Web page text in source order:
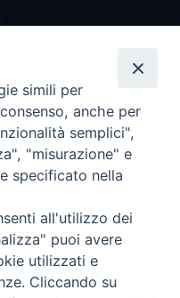
simili per
anche per
semplici",
"misurazione" e
specificato nella
all'utilizzo dei
puoi avere
utilizzati e
Cliccando su